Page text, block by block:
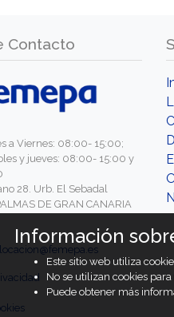
Contacto
a Viernes: 08:00- 15:00;
y jueves: 08:00- 15:00 y
28. Urb. El Sebadal
DE GRAN CANARIA
Información
Este sitio web utiliza
No se utilizan cookies
Puede obtener más